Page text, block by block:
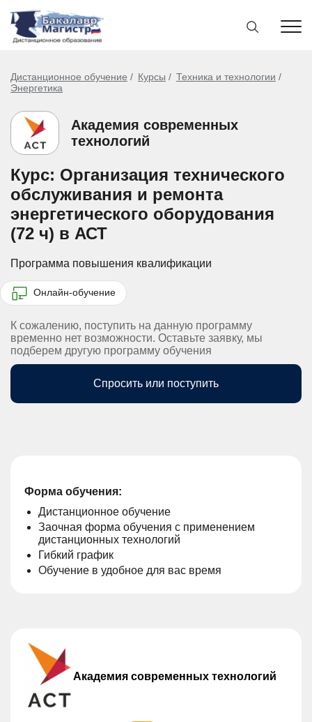
Дистанционное обучение Курсы
Техника и технологии
Энергетика
Академия современных
технологий
Курс: Организация технического
обслуживания и ремонта
энергетического оборудования
(72 ч) в АСТ
Программа повышения квалификации
Онлайн-обучение
К сожалению, поступить на данную программу
временно нет возможности. Оставьте заявку, мы
подберем другую программу обучения
Спросить или поступить
Форма обучения:
Дистанционное обучение
Заочная форма обучения с применением
дистанционных технологий
Гибкий график
Обучение в удобное для вас время
Академия современных технологий